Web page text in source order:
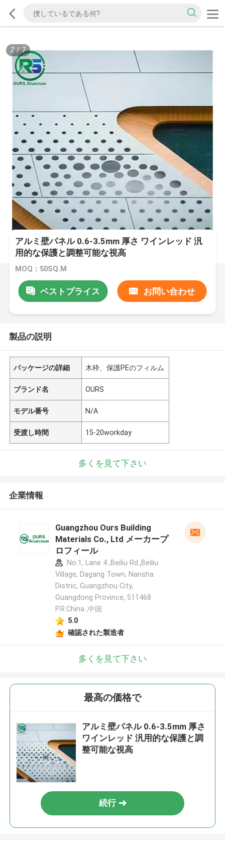
2/7
アルミ壁パネル 0.6-3.5mm 厚さ ワインレッド 汎
用的な保護と調整可能な視高
MOQ：50SQ.M
ベストプライス お問い合わせ
製品の説明
パッケージの詳細 木枠、保護PEのフィルム
ブランド名 OURS
モデル番号 N/A
受渡し時間 15-20workday
多くを見て下さい
企業情報
Guangzhou Ours Building
Materials Co., Ltd メーカープ
ロフィール
No.1, Lane 4 ,Beiliu Rd.,Beiliu
Village, Dagang Town, Nansha
Distric, Guangzhou City,
Guangdong Province, 511468
P.R.China ,中国
5.0
確認された製造者
多くを見て下さい
最高の価格で
アルミ壁パネル 0.6-3.5mm 厚さ
ワインレッド 汎用的な保護と調
整可能な視高
続行